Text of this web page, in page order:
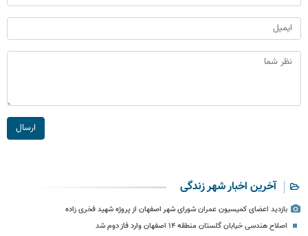
ارسال
آخرین اخبار شهر زندگی
بازدید اعضای کمیسیون عمران شورای شهر اصفهان از پروژه شهید فخری زاده
اصلاح هندسی خیابان گلستان منطقه ۱۴ اصفهان وارد فاز دوم شد